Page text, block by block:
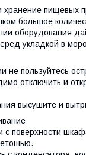
хранение пищевых
большое
оборудования
укладкой в
не пользуйтесь
отключить и
высушите и
поверхности